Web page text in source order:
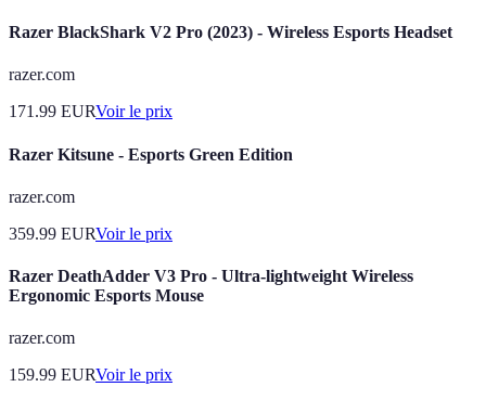
Razer BlackShark V2 Pro (2023) - Wireless Esports Headset
razer.com
171.99 EURVoir le prix
Razer Kitsune - Esports Green Edition
razer.com
359.99 EURVoir le prix
Razer DeathAdder V3 Pro - Ultra-lightweight Wireless
Ergonomic Esports Mouse
razer.com
159.99 EURVoir le prix